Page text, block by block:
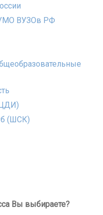
ВУЗОв РФ
(ШСК)
Вы выбираете?